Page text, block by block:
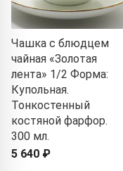
Чашка с блюдцем
чайная «Золотая
лента» 1/2 Форма:
Купольная.
Тонкостенный
костяной фарфор.
300 мл.
5 640 ₽